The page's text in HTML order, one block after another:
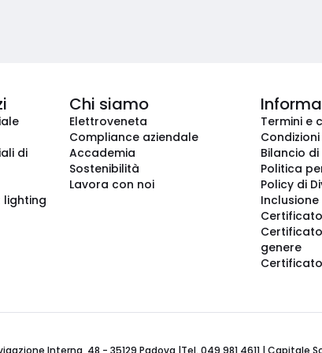
di
lighting
Chi siamo
Elettroveneta
Compliance aziendale
Accademia
Sostenibilità
Lavora con noi
Termini e
Bilancio
Politica
Policy di
Inclusione
genere
Certificato
Interna, 48 - 35129 Padova |Tel. 049 981 4611 | Capitale